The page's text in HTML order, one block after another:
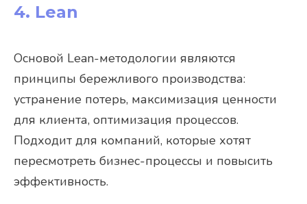
4. Lean
Основой Lean-методологии являются
принципы бережливого производства:
устранение потерь, максимизация ценности
для клиента, оптимизация процессов.
Подходит для компаний, которые хотят
пересмотреть бизнес-процессы и повысить
эффективность.